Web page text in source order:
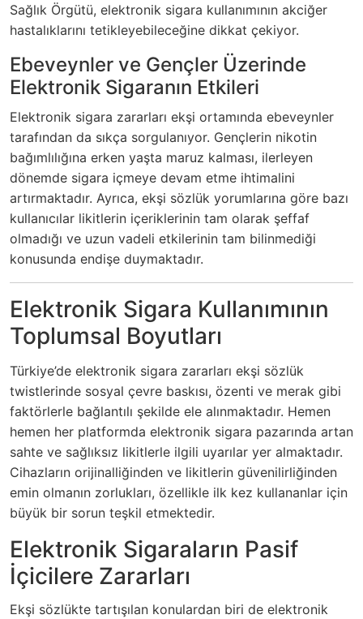
Sağlık Örgütü, elektronik sigara kullanımının akciğer
hastalıklarını tetikleyebileceğine dikkat çekiyor.
Ebeveynler ve Gençler Üzerinde
Elektronik Sigaranın Etkileri
Elektronik sigara zararları ekşi ortamında ebeveynler
tarafından da sıkça sorgulanıyor. Gençlerin nikotin
bağımlılığına erken yaşta maruz kalması, ilerleyen
dönemde sigara içmeye devam etme ihtimalini
artırmaktadır. Ayrıca, ekşi sözlük yorumlarına göre bazı
kullanıcılar likitlerin içeriklerinin tam olarak şeffaf
olmadığı ve uzun vadeli etkilerinin tam bilinmediği
konusunda endişe duymaktadır.
Elektronik Sigara Kullanımının
Toplumsal Boyutları
Türkiye’de elektronik sigara zararları ekşi sözlük
twistlerinde sosyal çevre baskısı, özenti ve merak gibi
faktörlerle bağlantılı şekilde ele alınmaktadır. Hemen
hemen her platformda elektronik sigara pazarında artan
sahte ve sağlıksız likitlerle ilgili uyarılar yer almaktadır.
Cihazların orijinalliğinden ve likitlerin güvenilirliğinden
emin olmanın zorlukları, özellikle ilk kez kullananlar için
büyük bir sorun teşkil etmektedir.
Elektronik Sigaraların Pasif
İçicilere Zararları
Ekşi sözlükte tartışılan konulardan biri de elektronik